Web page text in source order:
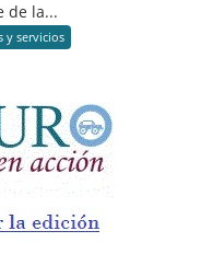
de la...
y servicios